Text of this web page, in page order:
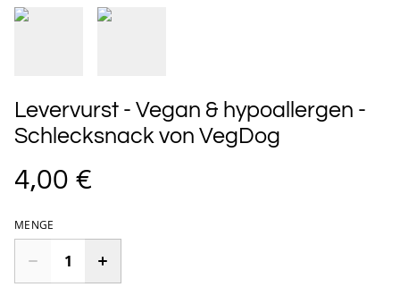
Levervurst - Vegan & hypoallergen -
Schlecksnack von VegDog
4,00 €
MENGE